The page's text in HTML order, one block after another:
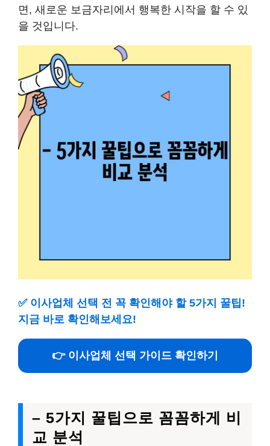
면, 새로운 보금자리에서 행복한 시작을 할 수 있
을 것입니다.
✅ 이사업체 선택 전 꼭 확인해야 할 5가지 꿀팁!
지금 바로 확인해보세요!
👉 이사업체 선택 가이드 확인하기
– 5가지 꿀팁으로 꼼꼼하게 비
교 분석